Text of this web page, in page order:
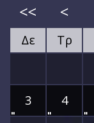
<< <
Δε Τρ
3
4